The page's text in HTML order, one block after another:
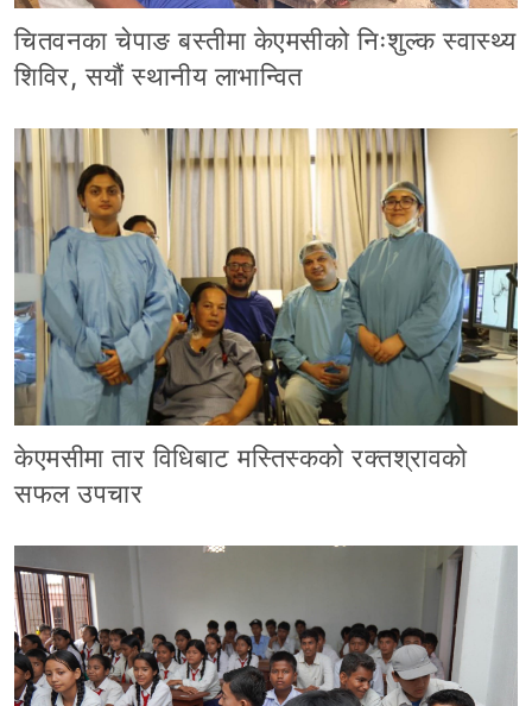
चितवनका चेपाङ बस्तीमा केएमसीको निःशुल्क स्वास्थ्य
शिविर, सयौं स्थानीय लाभान्वित
केएमसीमा तार विधिबाट मस्तिस्कको रक्तश्रावको
सफल उपचार